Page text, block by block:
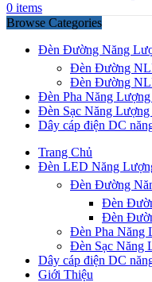
0 items
Browse Categories
Đèn Đường Năng
Đèn Đường
Đèn Đường
Đèn Pha Năng
Đèn Sạc Năng
Dây cáp điện DC
Trang Chủ
Đèn LED Năng
Đèn Đường
Đèn
Đèn
Đèn Pha Năng
Đèn Sạc Năng
Dây cáp điện DC
Giới Thiệu